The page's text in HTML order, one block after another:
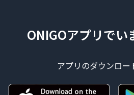
ONIGOアプリでい
アプリのダウンロー